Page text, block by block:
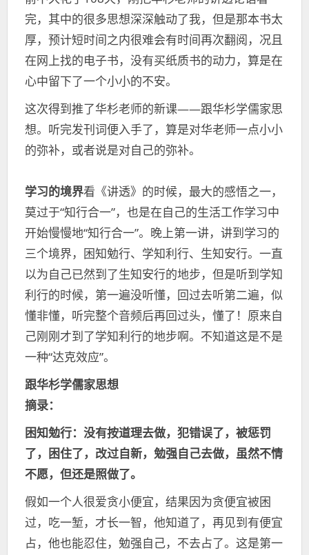
完，其中的很多思想深深触动了我，但是那本书太
厚，预计短时间之内很难会有时间再次翻阅，况且
在网上找的电子书，没有买纸质书的动力，算是在
心中留下了一个小小的不安。
这次得到推了华杉老师的新课——跟华杉学儒家思
想。听完发刊词便入手了，算是对华老师一点小小
的弥补，或者说是对自己的弥补。
学习的境界看《讲透》的时候，最大的感悟之一，
莫过于“知行合一”，也是在自己的生活工作学习中
开始慢慢地“知行合一”。晚上第一讲，讲到学习的
三个境界，困知勉行、学知利行、生知安行。一直
以为自己已然到了生知安行的地步，但是听到学知
利行的时候，第一遍没听懂，回过去听第二遍，似
懂非懂，听完整个音频后再回过头，懂了！原来自
己刚刚才到了学知利行的地步啊。不知道这是不是
一种“达克效应”。
跟华杉学儒家思想
摘录：
困知勉行：没有按道理去做，犯错误了，被惩罚
了，困住了，改过自新，勉强自己去做，虽然不情
不愿，但还是照做了。
假如一个人很爱贪小便宜，结果因为贪便宜被困
过，吃一堑，才长一智，他知道了，再见到有便宜
占，他也能忍住，勉强自己，不去占了。这是第一